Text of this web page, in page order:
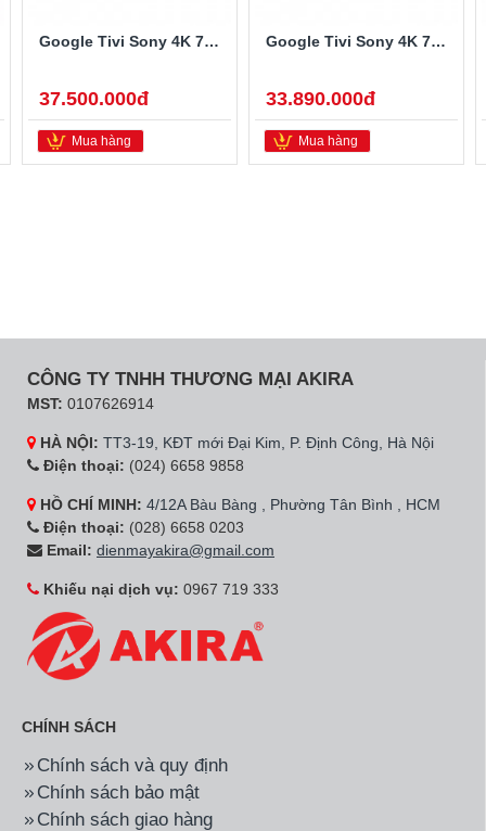
Google Tivi Sony 4K 75 inch XR-75X90L
37.500.000đ
Mua hàng
Google Tivi Sony 4K 75 inch KD-75X85L
33.890.000đ
Mua hàng
CÔNG TY TNHH THƯƠNG MẠI AKIRA
MST: 0107626914
HÀ NỘI: TT3-19, KĐT mới Đại Kim, P. Định Công, Hà Nội
Điện thoại: (024) 6658 9858
HỒ CHÍ MINH: 4/12A Bàu Bàng , Phường Tân Bình , HCM
Điện thoại: (028) 6658 0203
Email: dienmayakira@gmail.com
Khiếu nại dịch vụ: 0967 719 333
CHÍNH SÁCH
Chính sách và quy định
Chính sách bảo mật
Chính sách giao hàng